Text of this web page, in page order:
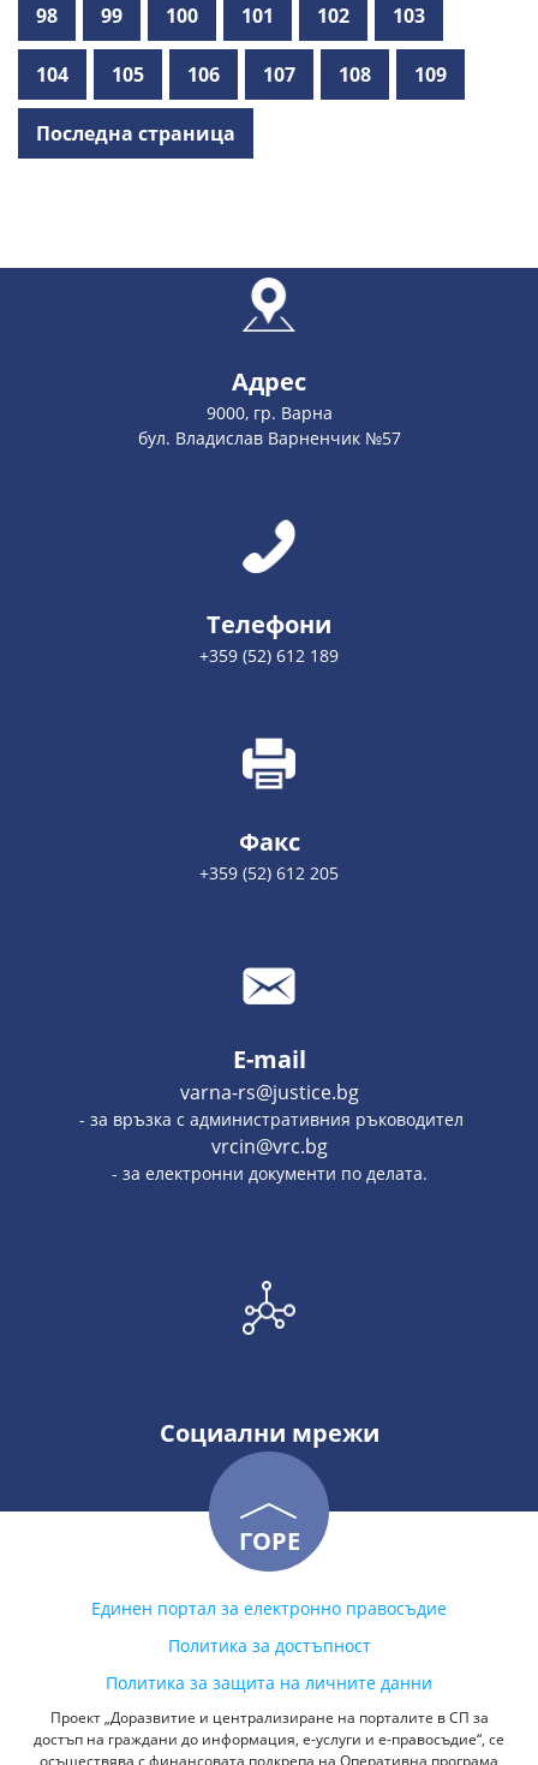
98 99 100 101 102 103
104 105 106 107 108 109
Последна страница
Адрес
9000, гр. Варна
бул. Владислав Варненчик №57
Телефони
+359 (52) 612 189
Факс
+359 (52) 612 205
E-mail
varna-rs@justice.bg
- за връзка с административния ръководител
vrcin@vrc.bg
- за електронни документи по делата.
Социални мрежи
ГОРЕ
Единен портал за електронно правосъдие
Политика за достъпност
Политика за защита на личните данни
Проект „Доразвитие и централизиране на порталите в СП за
достъп на граждани до информация, е-услуги и е-правосъдие“, се
осъществява с финансовата подкрепа на Оперативна програма